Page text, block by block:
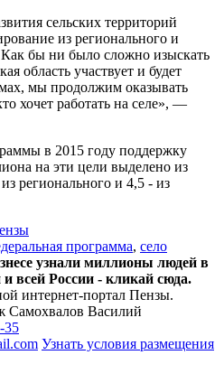
сельских территорий
из регионального и
бы ни было сложно изыскать
область участвует и будет
мы продолжим оказывать
хочет работать на селе», —
в 2015 году поддержку
на эти цели выделено из
регионального и 4,5 - из
программа, село
узнали миллионы людей в
и всей России - кликай сюда.
интернет-портал Пензы.
Самохвалов Василий
35
Узнать условия размещения